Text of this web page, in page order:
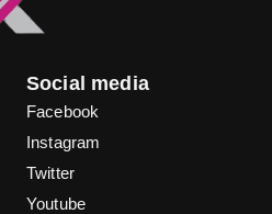
Social media
Facebook
Instagram
Twitter
Youtube